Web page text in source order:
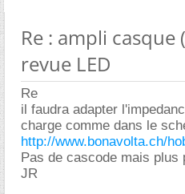
Re : ampli casque
revue LED
Re
il faudra adapter
charge comme dans le
http://www.bonavolta.ch/
Pas de cascode mais plus
JR